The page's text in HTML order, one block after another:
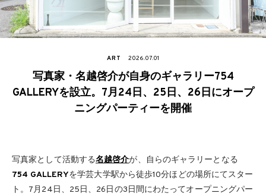
ART 2026.07.01
写真家・名越啓介が自身のギャラリー754
GALLERYを設立。7月24日、25日、26日にオープ
ニングパーティーを開催
写真家として活動する名越啓介が、自らのギャラリーとなる
754 GALLERYを学芸大学駅から徒歩10分ほどの場所にてスター
ト。7月24日、25日、26日の3日間にわたってオープニングパー